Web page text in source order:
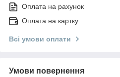
Оплата на рахунок
Оплата на картку
Всі умови оплати
Умови повернення